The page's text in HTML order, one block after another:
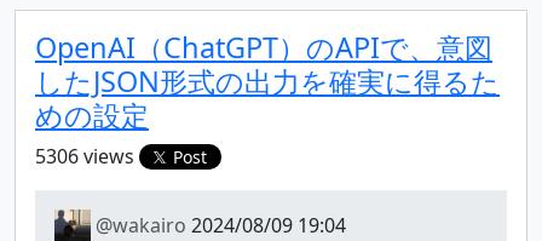
OpenAI（ChatGPT）のAPIで、意図
したJSON形式の出力を確実に得るた
めの設定
5306 views Post
@wakairo 2024/08/09 19:04